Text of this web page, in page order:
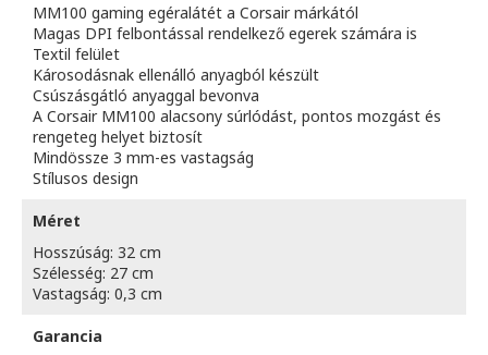
MM100 gaming egéralátét a Corsair márkától
Magas DPI felbontással rendelkező egerek számára is
Textil felület
Károsodásnak ellenálló anyagból készült
Csúszásgátló anyaggal bevonva
A Corsair MM100 alacsony súrlódást, pontos mozgást és
rengeteg helyet biztosít
Mindössze 3 mm-es vastagság
Stílusos design
Méret
Hosszúság: 32 cm
Szélesség: 27 cm
Vastagság: 0,3 cm
Garancia